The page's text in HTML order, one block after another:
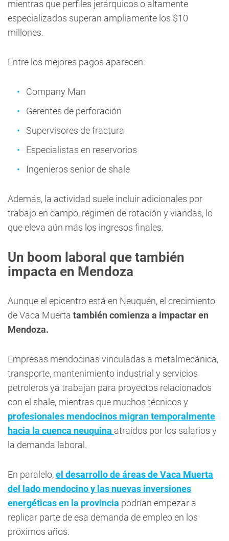
mientras que perfiles jerárquicos o altamente
especializados superan ampliamente los $10
millones.
Entre los mejores pagos aparecen:
Company Man
Gerentes de perforación
Supervisores de fractura
Especialistas en reservorios
Ingenieros senior de shale
Además, la actividad suele incluir adicionales por
trabajo en campo, régimen de rotación y viandas, lo
que eleva aún más los ingresos finales.
Un boom laboral que también
impacta en Mendoza
Aunque el epicentro está en Neuquén, el crecimiento
de Vaca Muerta también comienza a impactar en
Mendoza.
Empresas mendocinas vinculadas a metalmecánica,
transporte, mantenimiento industrial y servicios
petroleros ya trabajan para proyectos relacionados
con el shale, mientras que muchos técnicos y
profesionales mendocinos migran temporalmente
hacia la cuenca neuquina atraídos por los salarios y
la demanda laboral.
En paralelo,el desarrollo de áreas de Vaca Muerta
del lado mendocino y las nuevas inversiones
energéticas en la provincia podrían empezar a
replicar parte de esa demanda de empleo en los
próximos años.